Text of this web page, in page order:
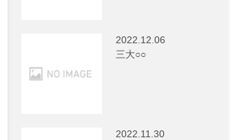
2022.12.06
三大○○
2022.11.30